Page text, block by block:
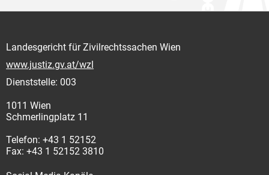
Landesgericht für Zivilrechtssachen Wien
www.justiz.gv.at/wzl
Dienststelle: 003
1011 Wien
Schmerlingplatz 11
Telefon: +43 1 52152
Fax: +43 1 52152 3810